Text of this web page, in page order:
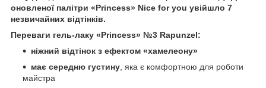
оновленої палітри «Princess» Nice for you увійшло 7
незвичайних відтінків.
Переваги гель-лаку «Princess» №3 Rapunzel:
ніжний відтінок з ефектом «хамелеону»
має середню густину , яка є комфортною для роботи
майстра